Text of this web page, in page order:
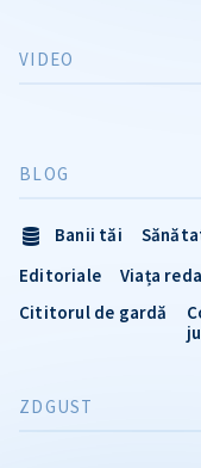
VIDEO
BLOG
Banii tăi
Editoriale
Viața
Cititorul de gardă
ZDGUST